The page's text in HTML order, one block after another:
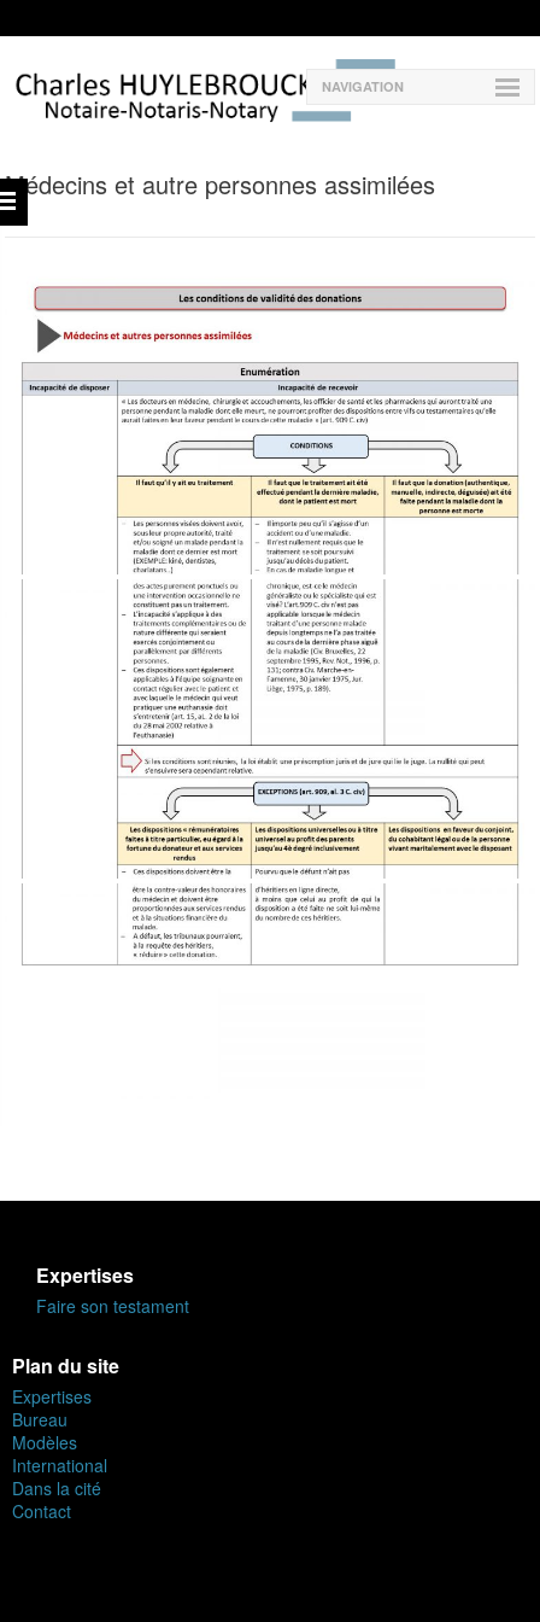
NAVIGATION
Médecins et autre personnes assimilées
Expertises
Faire son testament
Plan du site
Expertises
Bureau
Modèles
International
Dans la cité
Contact